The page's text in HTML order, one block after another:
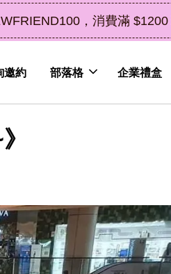
解油去味・送禮自用兩相宜
邀約 部落格 企業禮盒